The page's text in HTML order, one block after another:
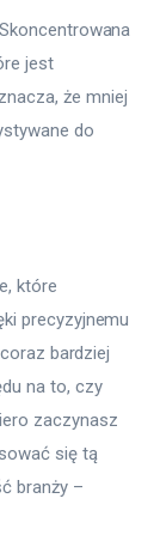
jest
że mniej
do
które
precyzyjnemu
bardziej
na to, czy
zaczynasz
się tą
branży –